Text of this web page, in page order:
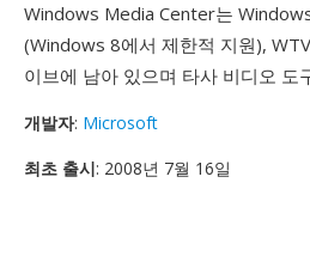
Windows Media Center는
(Windows 8에서 제한적 지원),
이브에 남아 있으며 타사 비디오 도
개발자: Microsoft
최초 출시: 2008년 7월 16일